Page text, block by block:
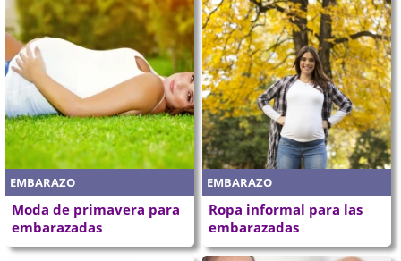
EMBARAZO
Moda de primavera para
embarazadas
EMBARAZO
Ropa informal para las
embarazadas